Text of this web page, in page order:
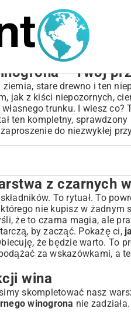
– Twój
stare drewno i ten
jak z kiści niepozornych,
trunku. I wiesz co?
ten kompletny,
do niezwykłej
z czarnych
To rytuał. To
nie kupisz w żadnym
że to czarna magia, ale
by zacząć. Pokażę ci,
że będzie warto. To
za wskazówkami, a
wina
skompletować nasz
winogrona nie